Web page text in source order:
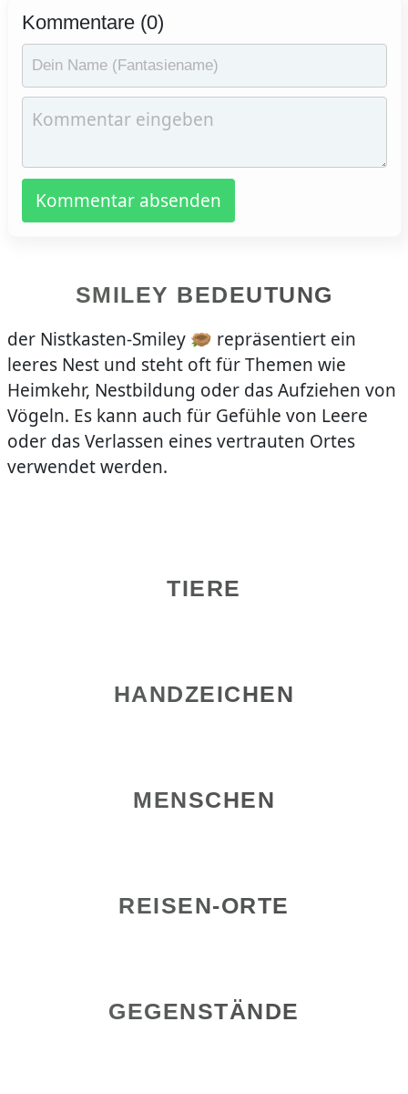
Kommentare (0)
Kommentar absenden
SMILEY BEDEUTUNG
der Nistkasten-Smiley 🪹 repräsentiert ein
leeres Nest und steht oft für Themen wie
Heimkehr, Nestbildung oder das Aufziehen von
Vögeln. Es kann auch für Gefühle von Leere
oder das Verlassen eines vertrauten Ortes
verwendet werden.
TIERE
HANDZEICHEN
MENSCHEN
REISEN-ORTE
GEGENSTÄNDE